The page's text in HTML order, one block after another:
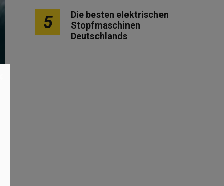
5
Die besten elektrischen
Stopfmaschinen
Deutschlands